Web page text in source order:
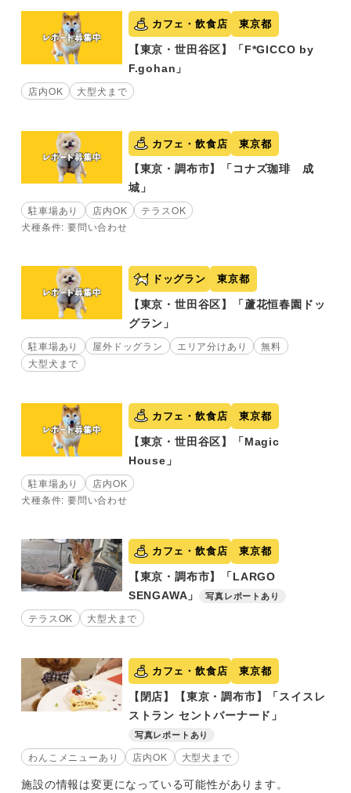
カフェ・飲食店 東京都
【東京・世田谷区】「F*GICCO by
F.gohan」
店内OK 大型犬まで
カフェ・飲食店 東京都
【東京・調布市】「コナズ珈琲 成
城」
駐車場あり 店内OK
テラスOK
犬種条件: 要問い合わせ
ドッグラン 東京都
【東京・世田谷区】「蘆花恒春園ドッ
グラン」
駐車場あり 屋外ドッグラン エリア分けあり
無料
大型犬まで
カフェ・飲食店 東京都
【東京・世田谷区】「Magic
House」
駐車場あり
店内OK
犬種条件: 要問い合わせ
カフェ・飲食店 東京都
【東京・調布市】「LARGO
SENGAWA」
写真レポートあり
テラスOK 大型犬まで
カフェ・飲食店 東京都
【閉店】【東京・調布市】「スイスレ
ストラン セントバーナード」
写真レポートあり
わんこメニューあり 店内OK 大型犬まで
施設の情報は変更になっている可能性があります。